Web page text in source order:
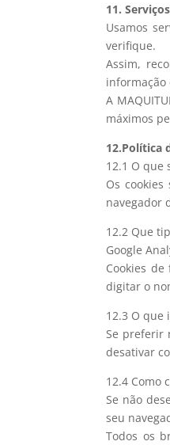
11.
Usamos
verifique.
Assim,
informação
A
máximos
12.Política
12.1 O que
Os
navegador
12.2 Que
Google
Cookies
digitar o
12.3 O que
Se preferir
desativar
12.4 Como
Se não
seu
Todos os